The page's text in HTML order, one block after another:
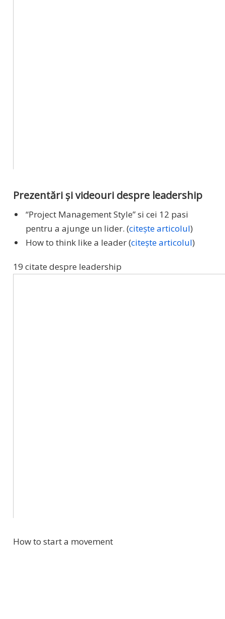
Prezentări și videouri despre leadership
“Project Management Style” si cei 12 pasi
pentru a ajunge un lider. (citește articolul)
How to think like a leader (citește articolul)
19 citate despre leadership
How to start a movement